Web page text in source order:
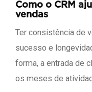
Como o CRM
vendas
Ter consistência de
sucesso e
forma, a entrada de
os meses de